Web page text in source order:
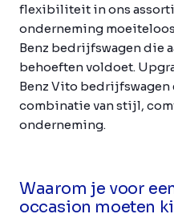
flexibiliteit in ons
onderneming
Benz bedrijfswagen die
behoeften voldoet.
Benz Vito bedrijfswagen
combinatie van stijl,
onderneming.
Waarom je voor
occasion moeten